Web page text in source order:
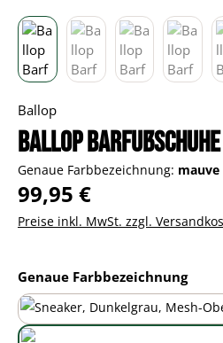
Ballop
Ballop Barfußschuhe
Genaue Farbbezeichnung: mauve
Regulärer Preis:
99,95 €
Preise inkl. MwSt. zzgl.
Genaue Farbbezeichnung